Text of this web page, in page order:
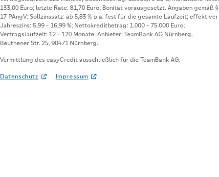
Vermittlung des easyCredit ausschließlich für die TeamBank AG.
Datenschutz Impressum